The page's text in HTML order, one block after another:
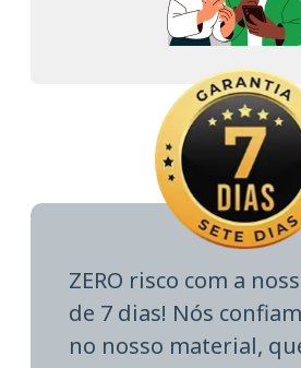
ZERO risco com a
de 7 dias! Nós
no nosso material,